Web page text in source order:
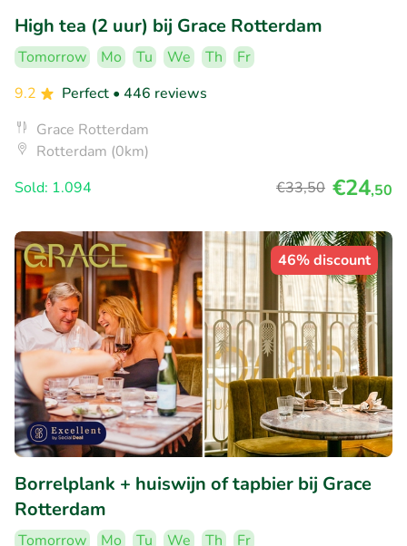
High tea (2 uur) bij Grace Rotterdam
Tomorrow Mo Tu We Th
Fr
9.2
Perfect • 446 reviews
Grace Rotterdam
Rotterdam (0km)
Sold: 1.094
€33,50 €24,50
46% discount
Borrelplank + huiswijn of tapbier bij Grace
Rotterdam
Tomorrow Mo Tu We Th Fr